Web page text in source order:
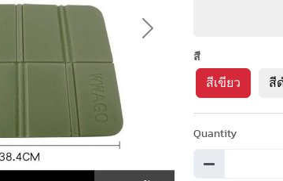
Next
สี
สีเขียว สี
Quantity